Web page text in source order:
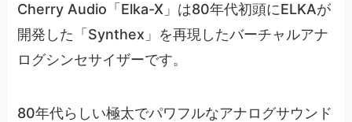
Cherry Audio「Elka-X」は80年代初頭にELKAが
開発した「Synthex」を再現したバーチャルアナ
ログシンセサイザーです。
80年代らしい極太でパワフルなアナログサウンド